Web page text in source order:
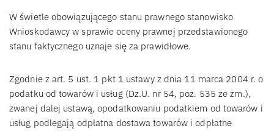
W świetle obowiązującego stanu prawnego stanowisko
Wnioskodawcy w sprawie oceny prawnej przedstawionego
stanu faktycznego uznaje się za prawidłowe.
Zgodnie z art. 5 ust. 1 pkt 1 ustawy z dnia 11 marca 2004 r. o
podatku od towarów i usług (Dz.U. nr 54, poz. 535 ze zm.),
zwanej dalej ustawą, opodatkowaniu podatkiem od towarów i
usług podlegają odpłatna dostawa towarów i odpłatne